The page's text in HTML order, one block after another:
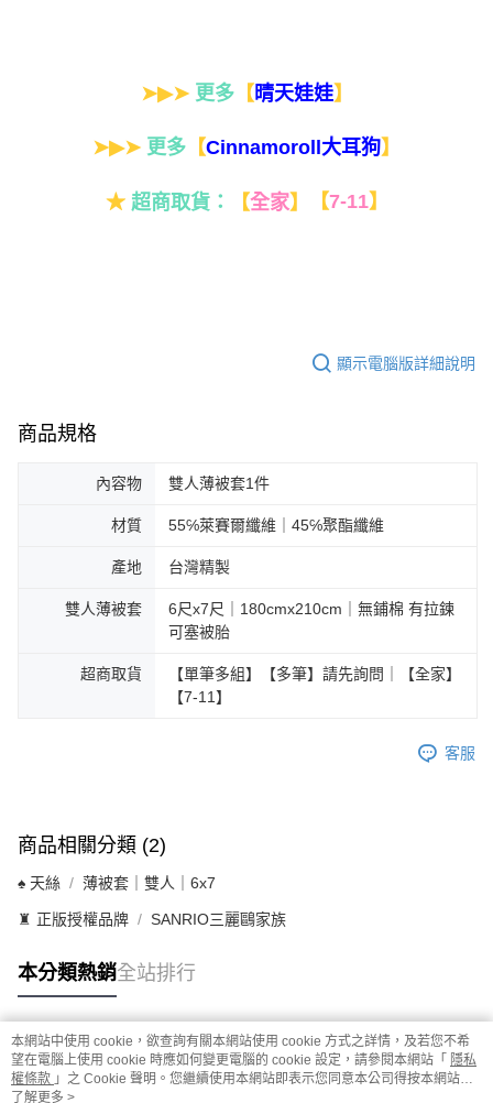
➤▶➤ 更多【晴天娃娃】
➤▶➤ 更多 【Cinnamoroll大耳狗】
★ 超商取貨： 【全家】 【7-11】
顯示電腦版詳細說明
商品規格
內容物 雙人薄被套1件
材質 55℅萊賽爾纖維｜45℅聚酯纖維
產地 台灣精製
雙人薄被套
6尺x7尺｜180cmx210cm｜無鋪棉 有拉鍊
可塞被胎
超商取貨
【單筆多組】【多筆】請先詢問｜【全家】
【7-11】
客服
商品相關分類 (2)
♠ 天絲 薄被套｜雙人｜6x7
♜ 正版授權品牌 SANRIO三麗鷗家族
本分類熱銷全站排行
熱門標籤
本網站中使用 cookie，欲查詢有關本網站使用 cookie 方式之詳情，及若您不希
望在電腦上使用 cookie 時應如何變更電腦的 cookie 設定，請參閱本網站「 隱私
權條款 」之 Cookie 聲明。您繼續使用本網站即表示您同意本公司得按本網站使
用條款之 Cookie 聲明使用 cookie。
了解更多 >